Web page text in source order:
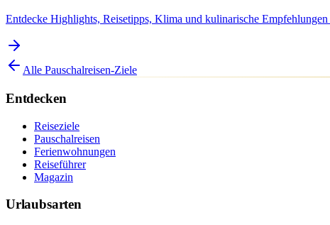
Entdecke Highlights, Reisetipps, Klima und kulinarische
Alle Pauschalreisen-Ziele
Entdecken
Reiseziele
Pauschalreisen
Ferienwohnungen
Reiseführer
Magazin
Urlaubsarten